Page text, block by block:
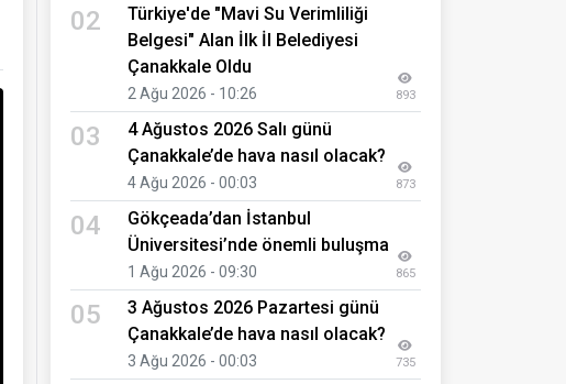
02
Türkiye'de "Mavi Su Verimliliği
Belgesi" Alan İlk İl Belediyesi
Çanakkale Oldu
2 Ağu 2026 - 10:26 893
03
4 Ağustos 2026 Salı günü
Çanakkale’de hava nasıl olacak?
4 Ağu 2026 - 00:03 873
04
Gökçeada’dan İstanbul
Üniversitesi’nde önemli buluşma
1 Ağu 2026 - 09:30 865
05
3 Ağustos 2026 Pazartesi günü
Çanakkale’de hava nasıl olacak?
3 Ağu 2026 - 00:03 735